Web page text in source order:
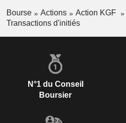
Bourse Actions Action KGF
Transactions d'initiés
N°1 du Conseil
Boursier